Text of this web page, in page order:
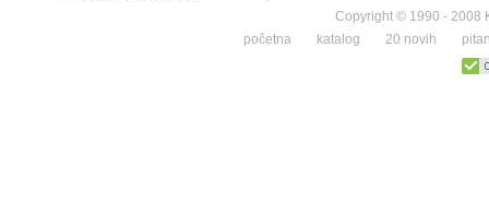
Copyright © 1990 - 2008
početna
katalog 20 novih